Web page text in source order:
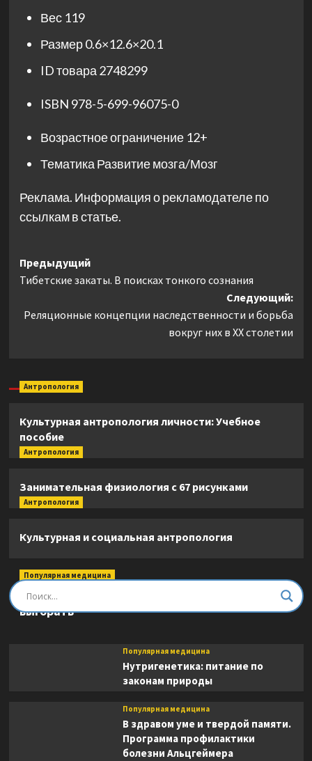
Вес 119
Размер0.6×12.6×20.1
ID товара 2748299
ISBN 978-5-699-96075-0
Возрастное ограничение 12+
Тематика Развитие мозга/Мозг
Реклама. Информация о рекламодателе по
ссылкам в статье.
Навигация
записи
Предыдущий
Тибетские закаты. В поисках тонкого сознания
Следующий:
Реляционные концепции наследственности и борьба
вокруг них в XX столетии
Антропология
Культурная антропология личности: Учебное
пособие
Антропология
Занимательная физиология с 67 рисунками
Антропология
Культурная и социальная антропология
Популярная медицина
Быть врачом. Как помогать, развиваться и не
выгорать
Популярная медицина
Нутригенетика: питание по
законам природы
Популярная медицина
В здравом уме и твердой памяти.
Программа профилактики
болезни Альцгеймера